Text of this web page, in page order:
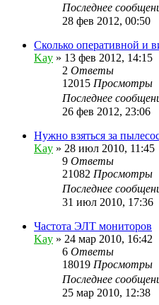
Последнее
28 фев 2012, 00:50
Сколько оперативной и
Kay » 13 фев 2012, 14:15
2 Ответы
12015 Просмотры
Последнее
26 фев 2012, 23:06
Нужно взяться за
Kay » 28 июл 2010, 11:45
9 Ответы
21082 Просмотры
Последнее
31 июл 2010, 17:36
Частота ЭЛТ мониторов
Kay » 24 мар 2010, 16:42
6 Ответы
18019 Просмотры
Последнее
25 мар 2010, 12:38